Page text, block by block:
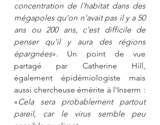
concentration de l'habitat dans des
mégapoles qu'on n'avait pas il y a 50
ans ou 200 ans, c'est difficile de
penser qu'il y aura des régions
épargnées». Un point de vue
partagé par Catherine Hill,
également épidémiologiste mais
aussi chercheuse émérite à l'Inserm :
«Cela sera probablement partout
pareil, car le virus semble peu